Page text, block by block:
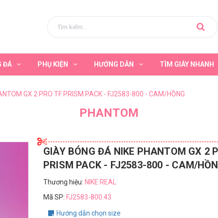
ĐÁ PHỤ KIỆN HƯỚNG DẪN TÌM GIÀY NHANH
GX 2 PRO TF PRISM PACK - FJ2583-800 - CAM/HỒNG
PHANTOM
GIÀY BÓNG ĐÁ NIKE PHANTOM GX 2
PRISM PACK - FJ2583-800 - CAM/
Thương hiệu: NIKE REAL
Mã SP: FJ2583-800.43
Hướng dẫn chọn size